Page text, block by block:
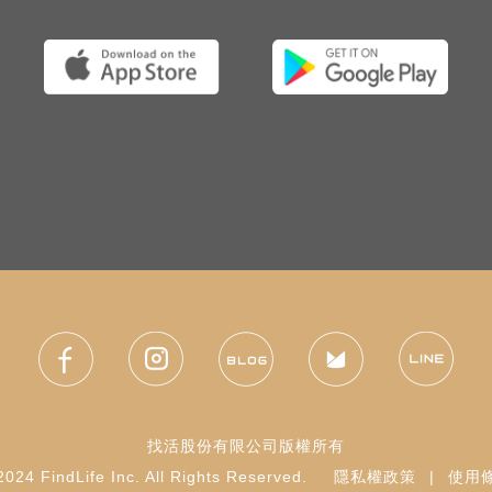
找活股份有限公司版權所有
FindLife Inc. All Rights Reserved.
隱私權政策 | 使用